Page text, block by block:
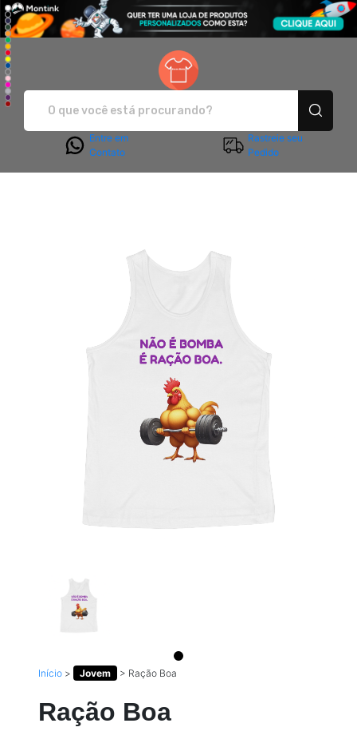
Entre em
Contato
Rastreie seu
Pedido
Início > Jovem > Ração Boa
Ração Boa